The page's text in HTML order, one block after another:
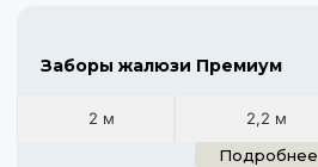
Заборы жалюзи Премиум
2 м 2,2 м
Подробнее